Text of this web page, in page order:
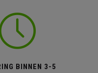
BINNEN 3-5